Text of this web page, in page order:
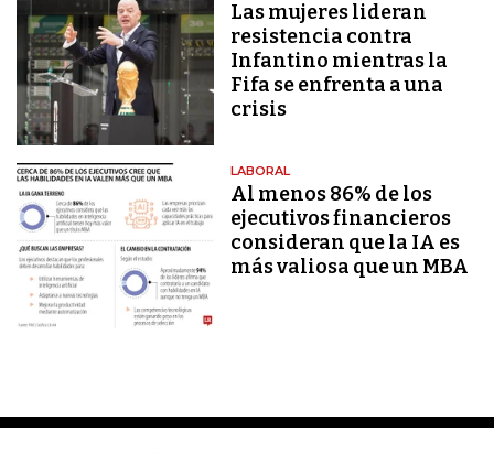
Las mujeres lideran
resistencia contra
Infantino mientras la
Fifa se enfrenta a una
crisis
LABORAL
Al menos 86% de los
ejecutivos financieros
consideran que la IA es
más valiosa que un MBA